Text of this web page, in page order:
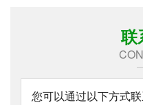
降低成本和风险。下面将
从木栈板的材质、尺寸....
联
您可以通过以下方式